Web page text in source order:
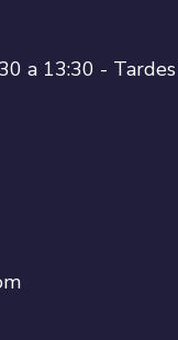
a 13:30 - Tardes